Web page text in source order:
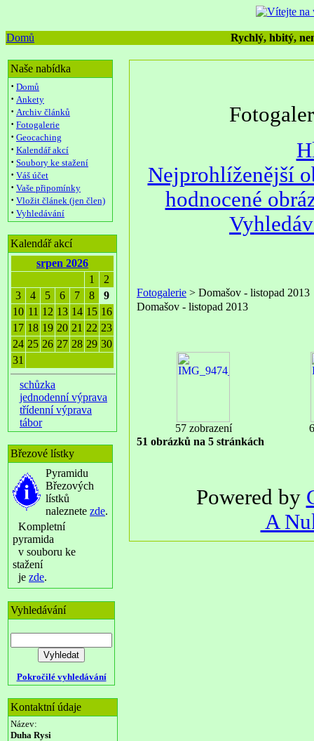
Domů Rychlý, hbitý,
Naše nabídka
· Domů
· Ankety
· Archiv článků
· Fotogalerie
· Geocaching
· Kalendář akcí
· Soubory ke stažení
· Váš účet
· Vaše připomínky
· Vložit článek (jen člen)
· Vyhledávání
Kalendář akcí
srpen 2026
1
2
3
4 5 6 7 8
9
10 11 12 13 14 15 16
17 18 19 20 21 22 23
24 25 26 27 28 29 30
31
schůzka
jednodenní výprava
třídenní výprava
tábor
Březové lístky
Pyramidu
Březových
lístků
naleznete zde.
Kompletní
pyramida
v souboru ke
stažení
je zde.
Vyhledávání
Pokročilé vyhledávání
Kontaktní údaje
Název:
Duha Rysi
Nejprohlíženější
hodnocené
Fotogalerie > Domašov - listopad 2013
Domašov - listopad 2013
57 zobrazení
51 obrázků na 5 stránkách
Powered by
A